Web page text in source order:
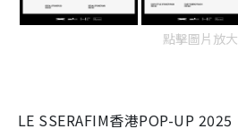
點擊圖片放大
LE SSERAFIM香港POP-UP 2025